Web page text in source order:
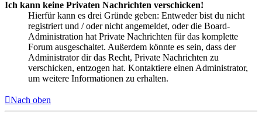
Ich kann keine Privaten Nachrichten verschicken!
Hierfür kann es drei Gründe geben: Entweder bist du nicht
registriert und / oder nicht angemeldet, oder die Board-
Administration hat Private Nachrichten für das komplette
Forum ausgeschaltet. Außerdem könnte es sein, dass der
Administrator dir das Recht, Private Nachrichten zu
verschicken, entzogen hat. Kontaktiere einen Administrator,
um weitere Informationen zu erhalten.
Nach oben